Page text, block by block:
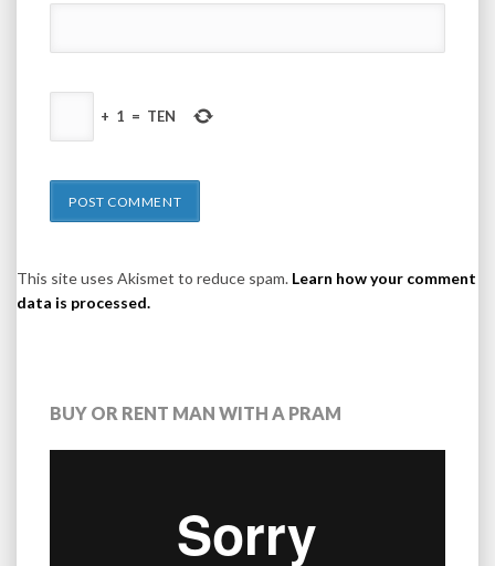
+ 1 = TEN
This site uses Akismet to reduce spam. Learn how your comment
data is processed.
BUY OR RENT MAN WITH A PRAM